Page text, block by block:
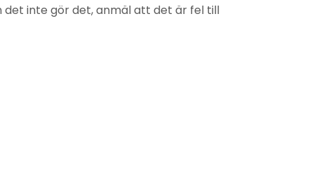
det inte gör det, anmäl att det är fel till